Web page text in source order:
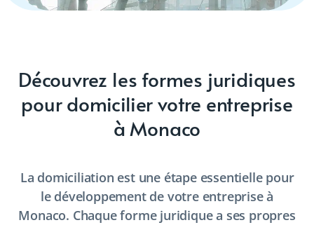
Découvrez les formes juridiques
pour domicilier votre entreprise
à Monaco
La domiciliation est une étape essentielle pour
le développement de votre entreprise à
Monaco. Chaque forme juridique a ses propres